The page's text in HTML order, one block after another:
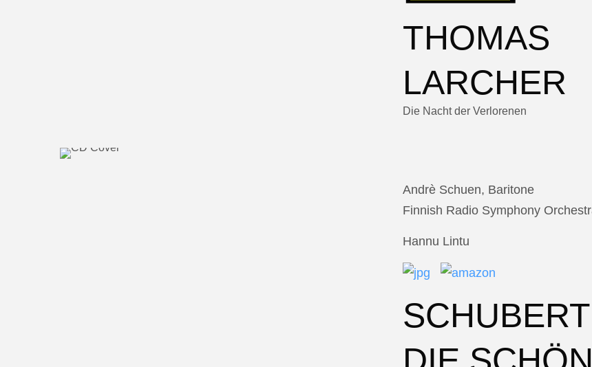
THOMAS
LARCHER
Die Nacht der Verlorenen
Andrè Schuen, Baritone
Finnish Radio Symphony
Hannu Lintu
SCHUBERT